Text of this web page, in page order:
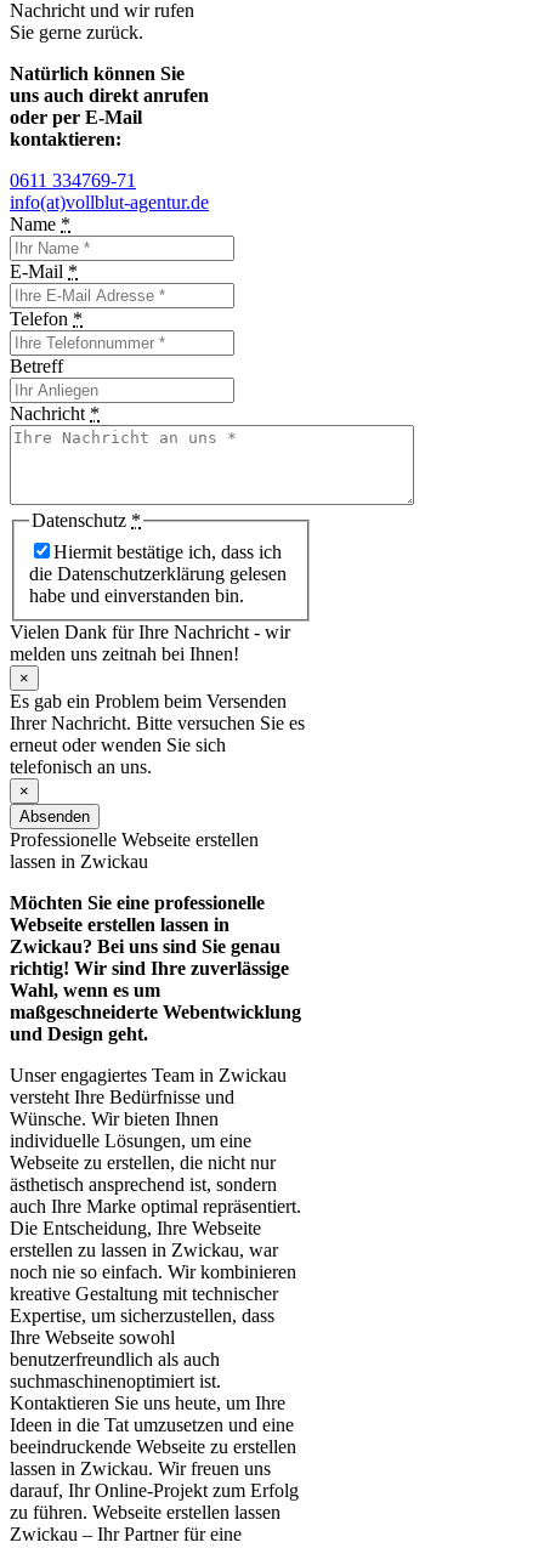
Nachricht und wir rufen
Sie gerne zurück.
Natürlich können Sie
uns auch direkt anrufen
oder per E-Mail
kontaktieren:
0611 334769-71
info(at)vollblut-agentur.de
Name *
E-Mail *
Telefon *
Betreff
Nachricht *
Datenschutz *
Hiermit bestätige ich, dass ich
die Datenschutzerklärung gelesen
habe und einverstanden bin.
Vielen Dank für Ihre Nachricht - wir
melden uns zeitnah bei Ihnen!
×
Es gab ein Problem beim Versenden
Ihrer Nachricht. Bitte versuchen Sie es
erneut oder wenden Sie sich
telefonisch an uns.
×
Absenden
Professionelle Webseite erstellen
lassen in Zwickau
Möchten Sie eine professionelle
Webseite erstellen lassen in
Zwickau? Bei uns sind Sie genau
richtig! Wir sind Ihre zuverlässige
Wahl, wenn es um
maßgeschneiderte Webentwicklung
und Design geht.
Unser engagiertes Team in Zwickau
versteht Ihre Bedürfnisse und
Wünsche. Wir bieten Ihnen
individuelle Lösungen, um eine
Webseite zu erstellen, die nicht nur
ästhetisch ansprechend ist, sondern
auch Ihre Marke optimal repräsentiert.
Die Entscheidung, Ihre Webseite
erstellen zu lassen in Zwickau, war
noch nie so einfach. Wir kombinieren
kreative Gestaltung mit technischer
Expertise, um sicherzustellen, dass
Ihre Webseite sowohl
benutzerfreundlich als auch
suchmaschinenoptimiert ist.
Kontaktieren Sie uns heute, um Ihre
Ideen in die Tat umzusetzen und eine
beeindruckende Webseite zu erstellen
lassen in Zwickau. Wir freuen uns
darauf, Ihr Online-Projekt zum Erfolg
zu führen. Webseite erstellen lassen
Zwickau – Ihr Partner für eine